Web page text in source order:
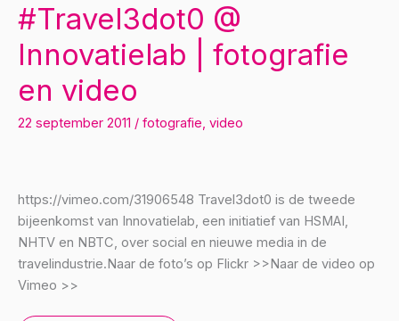
#Travel3dot0 @
Innovatielab | fotografie
en video
22 september 2011 / fotografie, video
https://vimeo.com/31906548 Travel3dot0 is de tweede
bijeenkomst van Innovatielab, een initiatief van HSMAI,
NHTV en NBTC, over social en nieuwe media in de
travelindustrie.Naar de foto’s op Flickr >>Naar de video op
Vimeo >>